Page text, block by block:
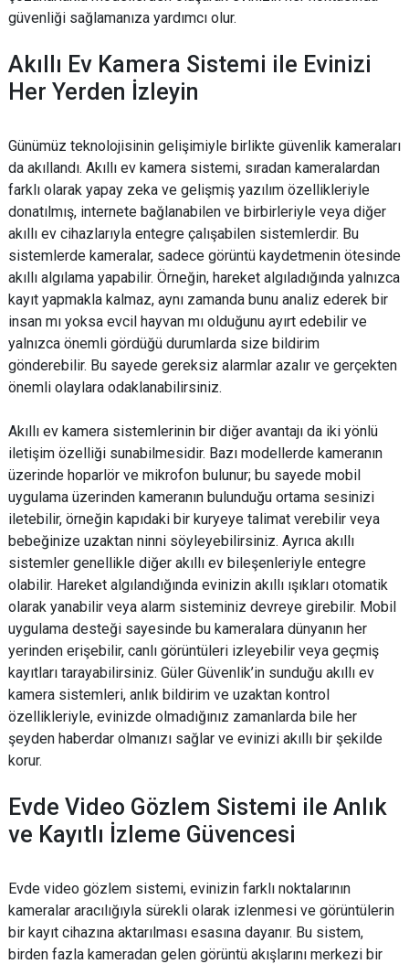
güvenliği sağlamanıza yardımcı olur.
Akıllı Ev Kamera Sistemi ile Evinizi
Her Yerden İzleyin
Günümüz teknolojisinin gelişimiyle birlikte güvenlik kameraları
da akıllandı. Akıllı ev kamera sistemi, sıradan kameralardan
farklı olarak yapay zeka ve gelişmiş yazılım özellikleriyle
donatılmış, internete bağlanabilen ve birbirleriyle veya diğer
akıllı ev cihazlarıyla entegre çalışabilen sistemlerdir. Bu
sistemlerde kameralar, sadece görüntü kaydetmenin ötesinde
akıllı algılama yapabilir. Örneğin, hareket algıladığında yalnızca
kayıt yapmakla kalmaz, aynı zamanda bunu analiz ederek bir
insan mı yoksa evcil hayvan mı olduğunu ayırt edebilir ve
yalnızca önemli gördüğü durumlarda size bildirim
gönderebilir. Bu sayede gereksiz alarmlar azalır ve gerçekten
önemli olaylara odaklanabilirsiniz.
Akıllı ev kamera sistemlerinin bir diğer avantajı da iki yönlü
iletişim özelliği sunabilmesidir. Bazı modellerde kameranın
üzerinde hoparlör ve mikrofon bulunur; bu sayede mobil
uygulama üzerinden kameranın bulunduğu ortama sesinizi
iletebilir, örneğin kapıdaki bir kuryeye talimat verebilir veya
bebeğinize uzaktan ninni söyleyebilirsiniz. Ayrıca akıllı
sistemler genellikle diğer akıllı ev bileşenleriyle entegre
olabilir. Hareket algılandığında evinizin akıllı ışıkları otomatik
olarak yanabilir veya alarm sisteminiz devreye girebilir. Mobil
uygulama desteği sayesinde bu kameralara dünyanın her
yerinden erişebilir, canlı görüntüleri izleyebilir veya geçmiş
kayıtları tarayabilirsiniz. Güler Güvenlik’in sunduğu akıllı ev
kamera sistemleri, anlık bildirim ve uzaktan kontrol
özellikleriyle, evinizde olmadığınız zamanlarda bile her
şeyden haberdar olmanızı sağlar ve evinizi akıllı bir şekilde
korur.
Evde Video Gözlem Sistemi ile Anlık
ve Kayıtlı İzleme Güvencesi
Evde video gözlem sistemi, evinizin farklı noktalarının
kameralar aracılığıyla sürekli olarak izlenmesi ve görüntülerin
bir kayıt cihazına aktarılması esasına dayanır. Bu sistem,
birden fazla kameradan gelen görüntü akışlarını merkezi bir